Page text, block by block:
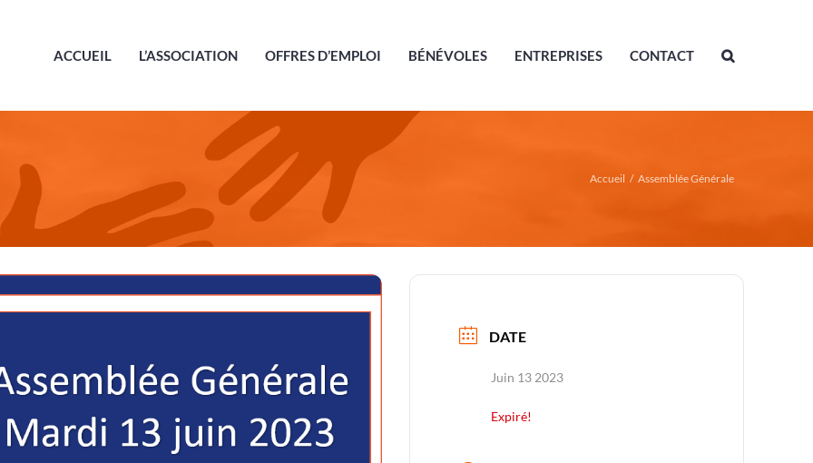
ACCUEIL L’ASSOCIATION OFFRES D’EMPLOI BÉNÉVOLES ENTREPRISES CONTACT
Accueil / Assemblée Générale
DATE
Juin 13 2023
Expiré!